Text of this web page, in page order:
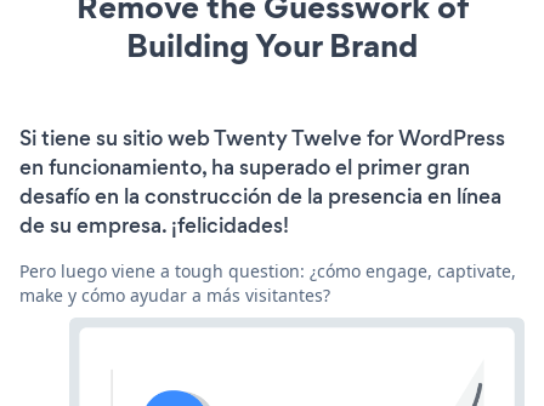
Building Your Brand
Si tiene su sitio web Twenty Twelve for WordPress
en funcionamiento, ha superado el primer gran
desafío en la construcción de la presencia en línea
de su empresa. ¡felicidades!
Pero luego viene a tough question: ¿cómo engage, captivate,
make y cómo ayudar a más visitantes?